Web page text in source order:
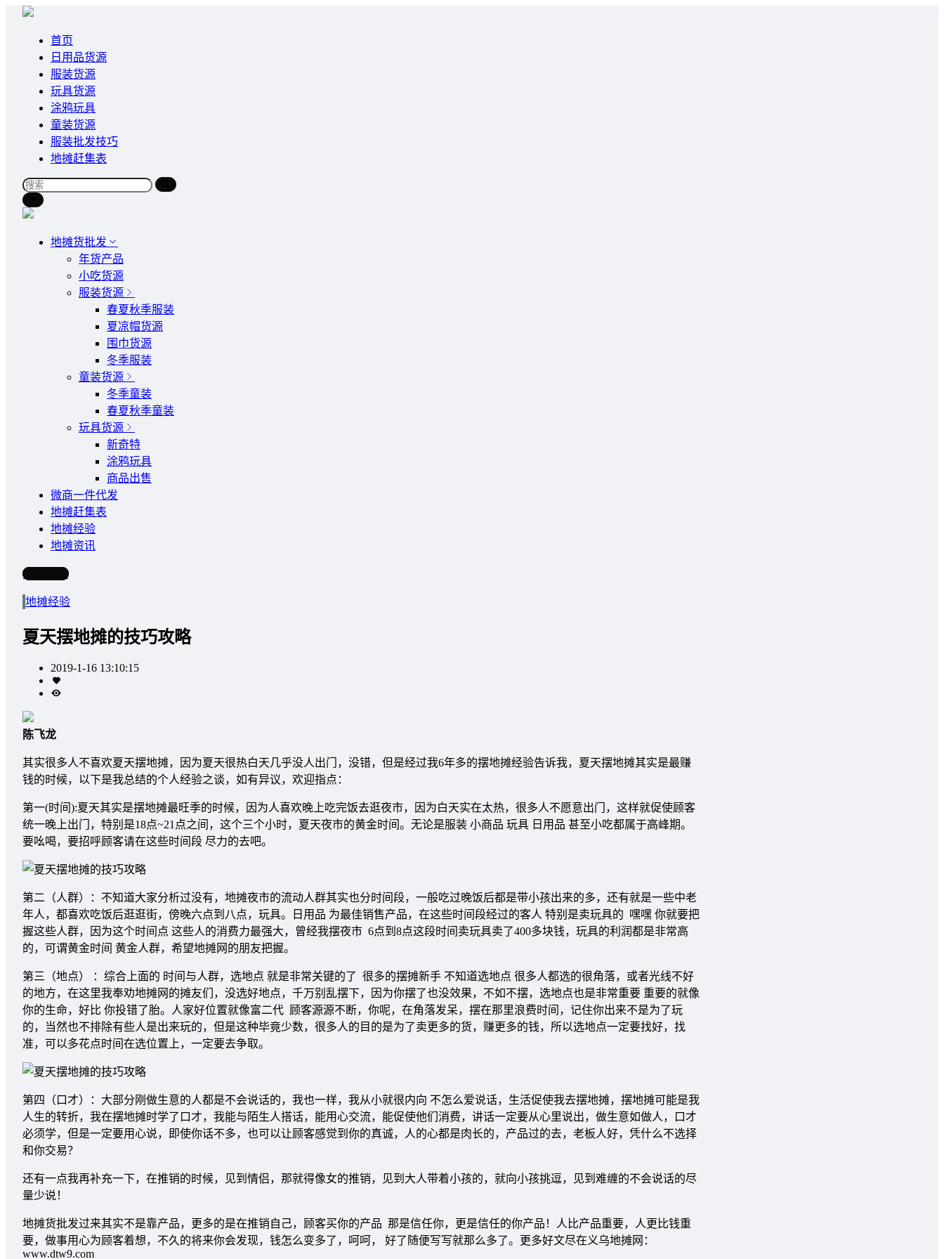
首页
日用品货源
服装货源
玩具货源
涂鸦玩具
童装货源
服装批发技巧
地摊赶集表
地摊货批发
年货产品
小吃货源
服装货源
春夏秋季服装
夏凉帽货源
围巾货源
冬季服装
童装货源
冬季童装
春夏秋季童装
玩具货源
新奇特
涂鸦玩具
商品出售
微商一件代发
地摊赶集表
地摊经验
地摊资讯
写文章
地摊经验
夏天摆地摊的技巧攻略
2019-1-16 13:10:15
陈飞龙
其实很多人不喜欢夏天摆地摊，因为夏天很热白天几乎没人出门，没错，但是经过我6年多的摆地摊经验告诉我，夏天摆地摊其实是最赚
钱的时候，以下是我总结的个人经验之谈，如有异议，欢迎指点：
第一(时间):夏天其实是摆地摊最旺季的时候，因为人喜欢晚上吃完饭去逛夜市，因为白天实在太热，很多人不愿意出门，这样就促使顾客
统一晚上出门，特别是18点~21点之间，这个三个小时，夏天夜市的黄金时间。无论是服装 小商品 玩具 日用品 甚至小吃都属于高峰期。
要吆喝，要招呼顾客请在这些时间段 尽力的去吧。
第二（人群）：不知道大家分析过没有，地摊夜市的流动人群其实也分时间段，一般吃过晚饭后都是带小孩出来的多，还有就是一些中老
年人，都喜欢吃饭后逛逛街，傍晚六点到八点，玩具。日用品 为最佳销售产品，在这些时间段经过的客人 特别是卖玩具的 嘿嘿 你就要把
握这些人群，因为这个时间点 这些人的消费力最强大，曾经我摆夜市 6点到8点这段时间卖玩具卖了400多块钱，玩具的利润都是非常高
的，可谓黄金时间 黄金人群，希望地摊网的朋友把握。
第三（地点） ：综合上面的 时间与人群，选地点 就是非常关键的了 很多的摆摊新手 不知道选地点 很多人都选的很角落，或者光线不好
的地方，在这里我奉劝地摊网的摊友们，没选好地点，千万别乱摆下，因为你摆了也没效果，不如不摆，选地点也是非常重要 重要的就像
你的生命，好比 你投错了胎。人家好位置就像富二代 顾客源源不断，你呢，在角落发呆，摆在那里浪费时间，记住你出来不是为了玩
的，当然也不排除有些人是出来玩的，但是这种毕竟少数，很多人的目的是为了卖更多的货，赚更多的钱，所以选地点一定要找好，找
准，可以多花点时间在选位置上，一定要去争取。
第四（口才）：大部分刚做生意的人都是不会说话的，我也一样，我从小就很内向 不怎么爱说话，生活促使我去摆地摊，摆地摊可能是我
人生的转折，我在摆地摊时学了口才，我能与陌生人搭话，能用心交流，能促使他们消费，讲话一定要从心里说出，做生意如做人，口才
必须学，但是一定要用心说，即使你话不多，也可以让顾客感觉到你的真诚，人的心都是肉长的，产品过的去，老板人好，凭什么不选择
和你交易？
还有一点我再补充一下，在推销的时候，见到情侣，那就得像女的推销，见到大人带着小孩的，就向小孩挑逗，见到难缠的不会说话的尽
量少说！
地摊货批发过来其实不是靠产品，更多的是在推销自己，顾客买你的产品 那是信任你，更是信任的你产品！人比产品重要，人更比钱重
要，做事用心为顾客着想，不久的将来你会发现，钱怎么变多了，呵呵， 好了随便写写就那么多了。更多好文尽在义乌地摊网：
www.dtw9.com